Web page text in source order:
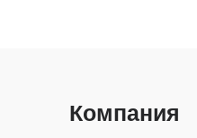
Компания